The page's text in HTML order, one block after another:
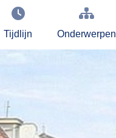
Tijdlijn Onderwerpen